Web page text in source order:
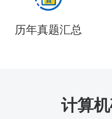
历年真题汇总
计算